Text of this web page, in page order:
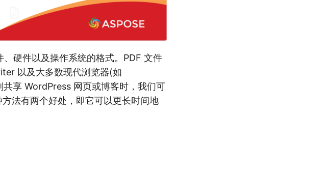
硬件以及操作系统的格式。PDF 文件
以及大多数现代浏览器(如
享 WordPress 网页或博客时，我们可
法有两个好处，即它可以更长时间地